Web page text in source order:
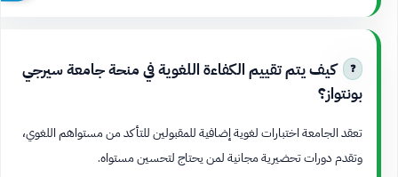
كيف يتم تقييم الكفاءة اللغوية في منحة جامعة سيرجي
بونتواز؟
تعقد الجامعة اختبارات لغوية إضافية للمقبولين للتأكد من مستواهم اللغوي،
وتقدم دورات تحضيرية مجانية لمن يحتاج لتحسين مستواه.